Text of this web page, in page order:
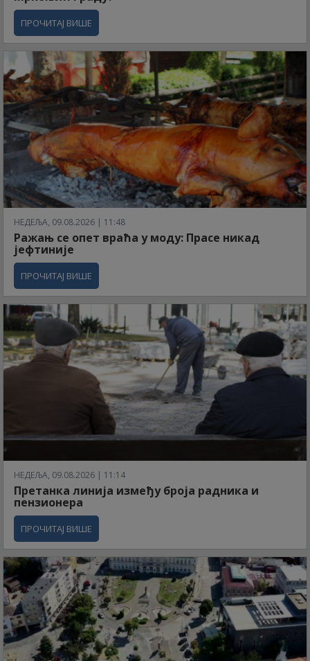
ПРОЧИТАЈ ВИШЕ
НЕДЕЉА, 09.08.2026 | 11:48
Ражањ се опет враћа у моду: Прасе никад
јефтиније
ПРОЧИТАЈ ВИШЕ
НЕДЕЉА, 09.08.2026 | 11:14
Претанка линија између броја радника и
пензионера
ПРОЧИТАЈ ВИШЕ